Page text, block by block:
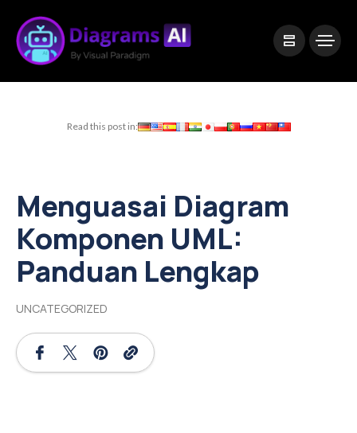
Read this post in:
Menguasai Diagram
Komponen UML:
Panduan Lengkap
UNCATEGORIZED